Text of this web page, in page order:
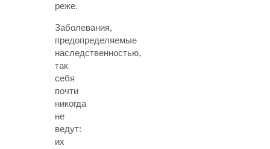
реже.
Заболевания,
предопределяемые
наследственностью,
так
себя
почти
никогда
не
ведут:
их